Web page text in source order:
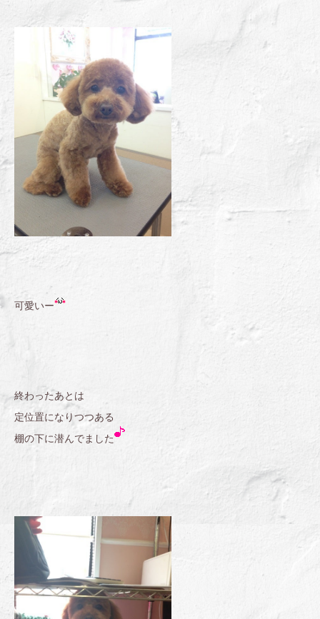
可愛いー
終わったあとは
定位置になりつつある
棚の下に潜んでました